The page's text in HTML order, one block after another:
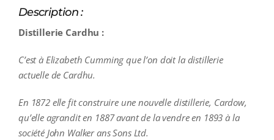
Description :
Distillerie Cardhu :
C’est à Elizabeth Cumming que l’on doit la distillerie
actuelle de Cardhu.
En 1872 elle fit construire une nouvelle distillerie, Cardow,
qu’elle agrandit en 1887 avant de la vendre en 1893 à la
société John Walker ans Sons Ltd.